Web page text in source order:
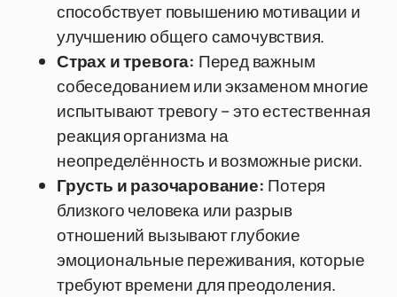
способствует повышению мотивации и
улучшению общего самочувствия.
Страх и тревога: Перед важным
собеседованием или экзаменом многие
испытывают тревогу – это естественная
реакция организма на
неопределённость и возможные риски.
Грусть и разочарование: Потеря
близкого человека или разрыв
отношений вызывают глубокие
эмоциональные переживания, которые
требуют времени для преодоления.